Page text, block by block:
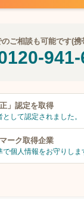
のご相談も可能です(携
」 認定を取得
として認定されました。
ーク取得企業
で個人情報をお守りしま